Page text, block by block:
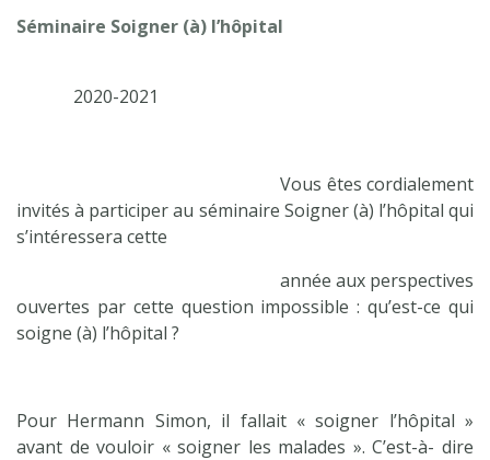
Séminaire Soigner (à) l’hôpital
2020-2021
Vous êtes cordialement
invités à participer au séminaire Soigner (à) l’hôpital qui
s’intéressera cette
année aux perspectives
ouvertes par cette question impossible : qu’est-ce qui
soigne (à) l’hôpital ?
Pour Hermann Simon, il fallait « soigner l’hôpital »
avant de vouloir « soigner les malades ». C’est-à- dire